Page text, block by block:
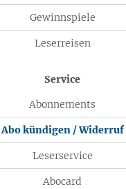
Gewinnspiele
Leserreisen
Service
Abonnements
Abo kündigen / Widerruf
Leserservice
Abocard